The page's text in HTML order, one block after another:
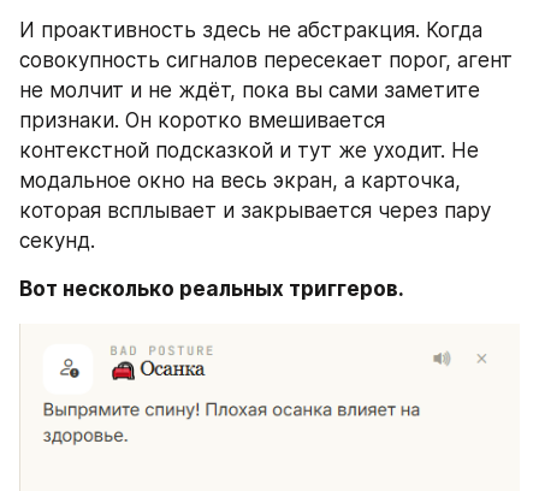
И проактивность здесь не абстракция. Когда
совокупность сигналов пересекает порог, агент
не молчит и не ждёт, пока вы сами заметите
признаки. Он коротко вмешивается
контекстной подсказкой и тут же уходит. Не
модальное окно на весь экран, а карточка,
которая всплывает и закрывается через пару
секунд.
Вот несколько реальных триггеров.